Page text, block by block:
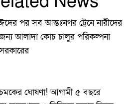
পর সব আন্তঃনগর ট্রেনে নারীদের
আলাদা কোচ চালুর পরিকল্পনা
ঘোষণা! আগামী ৫ বছরে